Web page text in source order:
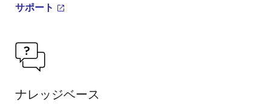
サポート
ナレッジベース